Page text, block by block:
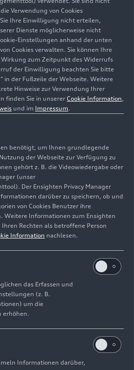
pilotiert der zweifache
Harald Demuth beim
am See einen Audiquattro
pilgern Motorsportfans
of Speed nach
Jahr findet es vom 9. bis
ist hier auch Audi
nah bei den Fans. Ebenfalls
beim Eifel Rallye Festival (23.
(9. - 11. Juli) und die
dem Depot.
des Audi museum mobile
Audi Tradition Klassiker
präsentiert,
aktualisiert und mit
in der Audi
App kann man sich
Verwendung von Cookies
Ihre Einwilligung nicht erteilen,
Dienste möglicherweise nicht
Einstellungen anhand der unten
Cookies verwalten. Sie können Ihre
zum Zeitpunkt des Widerrufs
der Einwilligung beachten Sie bitte
in der Fußzeile der Webseite. Weitere
Hinweise zur Verwendung Ihrer
finden Sie in unserer Cookie Information,
und im Impressum.
benötigt, um Ihnen grundlegende
der Webseite zur Verfügung zu
gehört z. B. die Videowiedergabe oder
(unser
Der Ensighten Privacy Manager
darüber zu speichern, ob und
von Cookies Benutzer ihre
Weitere Informationen zum Ensighten
Ihren Rechten als betroffene Person
Information nachlesen.
das Erfassen und
(z. B.
um die
erhöhen.
Informationen darüber,